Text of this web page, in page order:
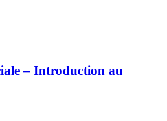
– Introduction au